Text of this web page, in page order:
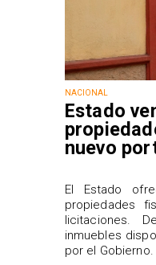
NACIONAL
Estado
nuevo
El Estado
propiedades
licitaciones.
inmuebles
por el Gobierno.